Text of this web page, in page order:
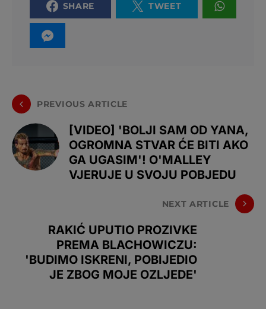
SHARE TWEET
PREVIOUS ARTICLE
[VIDEO] 'BOLJI SAM OD YANA,
OGROMNA STVAR ĆE BITI AKO
GA UGASIM'! O'MALLEY
VJERUJE U SVOJU POBJEDU
NEXT ARTICLE
RAKIĆ UPUTIO PROZIVKE
PREMA BLACHOWICZU:
'BUDIMO ISKRENI, POBIJEDIO
JE ZBOG MOJE OZLJEDE'